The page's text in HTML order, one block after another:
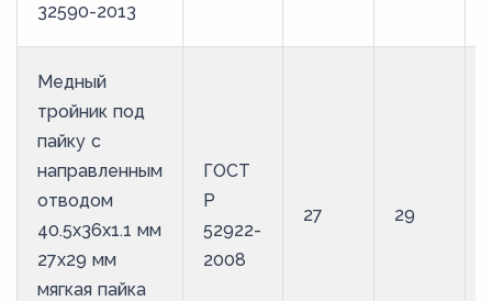
32590-2013
Медный
тройник под
пайку с
направленным
отводом
40.5х36х1.1 мм
27х29 мм
мягкая пайка
ГОСТ
Р
52922-
2008
27 29